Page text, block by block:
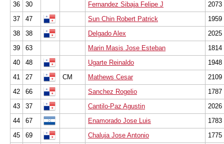
36
30 Fernandez Sibaja Felipe J
2073
37
47 Sun Chin Robert Patrick
1959
38
38 Delgado Alex
2025
39
63 Marin Masis Jose Esteban
1814
40
48 Ugarte Reinaldo
1948
41
27 CM Mathews Cesar
2109
42
66 Sanchez Rogelio
1787
43
37 Cantilo-Paz Agustin
2026
44
67 Enamorado Jose Luis
1783
45
69 Chaluja Jose Antonio
1775